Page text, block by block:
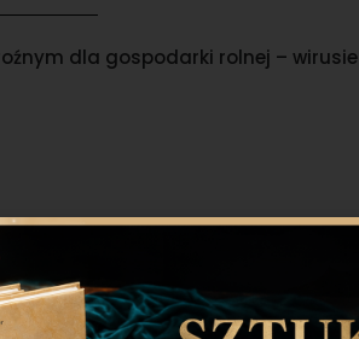
dla gospodarki rolnej – wirusie
filmie instruktażowym dokumenty